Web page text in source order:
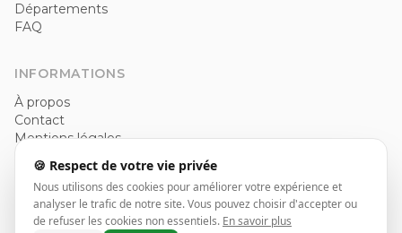
Départements
FAQ
INFORMATIONS
À propos
Contact
Mentions légales
CGU🍪 Respect de votre vie privée
Nous utilisons des cookies pour améliorer votre expérience et
analyser le trafic de notre site. Vous pouvez choisir d'accepter ou
de refuser les cookies non essentiels. En savoir plus